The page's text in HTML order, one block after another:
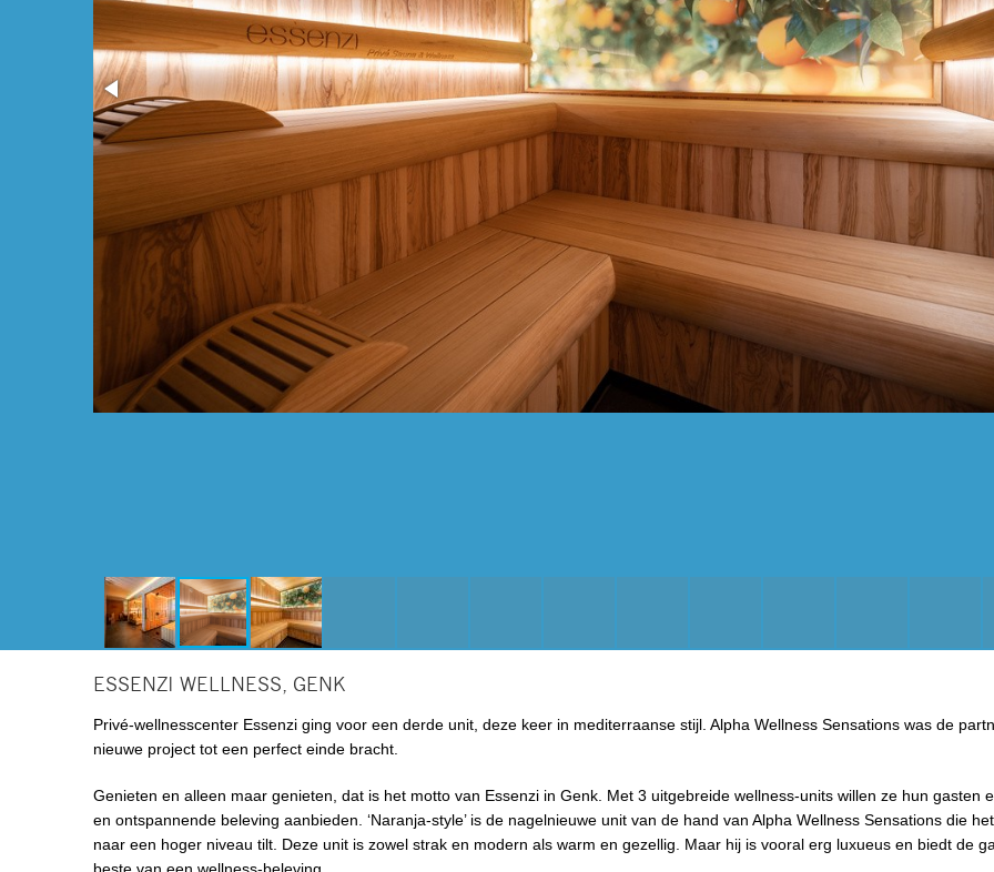
ESSENZI WELLNESS, GENK
Privé-wellnesscenter Essenzi ging voor een derde unit, deze keer in mediterraanse stijl. Alpha Wellness Sensations was de
nieuwe project tot een perfect einde bracht.
Genieten en alleen maar genieten, dat is het motto van Essenzi in Genk. Met 3 uitgebreide wellness-units willen ze hun gasten
en ontspannende beleving aanbieden. ‘Naranja-style’ is de nagelnieuwe unit van de hand van Alpha Wellness Sensations die
naar een hoger niveau tilt. Deze unit is zowel strak en modern als warm en gezellig. Maar hij is vooral erg luxueus en biedt de